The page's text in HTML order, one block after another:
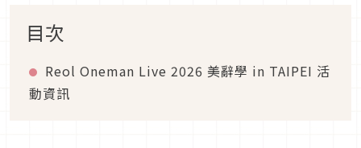
目次
Reol Oneman Live 2026 美辭學 in TAIPEI 活
動資訊